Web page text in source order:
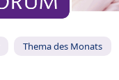
Thema des Monats